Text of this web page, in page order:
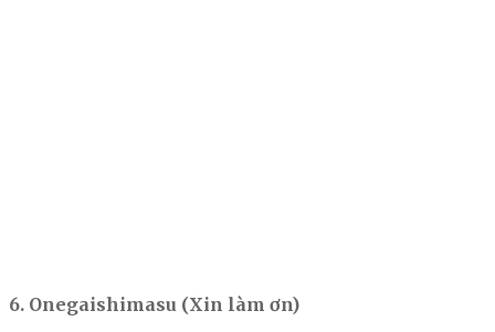
6. Onegaishimasu (Xin làm ơn)